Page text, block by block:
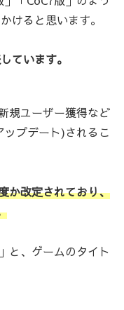
けると思います。
ています。
規ユーザー獲得など
プデート)されるこ
か改定されており、
と、ゲームのタイト